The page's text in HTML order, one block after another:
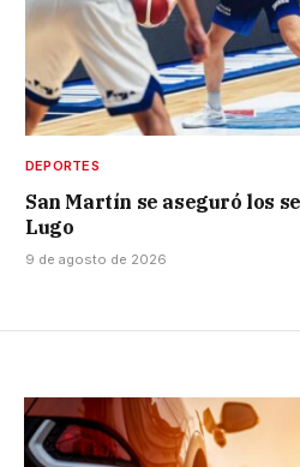
DEPORTES
San Martín se aseguró los
Lugo
9 de agosto de 2026